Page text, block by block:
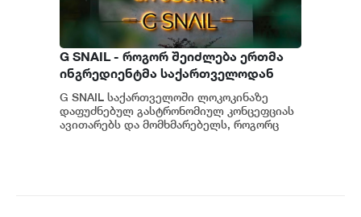
G SNAIL - როგორ შეიძლება ერთმა
ინგრედიენტმა საქართველოდან
საერთაშორისო კულინარიულ
კონცეფციას ჩაუყაროს საფუძველი
G SNAIL საქართველოში ლოკოკინაზე
დაფუძნებულ გასტრონომიულ კონცეფციას
ავითარებს და მომხმარებელს, როგორც